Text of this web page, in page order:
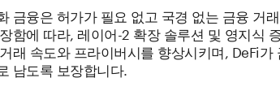
금융은 허가가 필요 없고 국경 없는 금융 거
함에 따라, 레이어-2 확장 솔루션 및 영지식
래 속도와 프라이버시를 향상시키며, DeFi가
남도록 보장합니다.